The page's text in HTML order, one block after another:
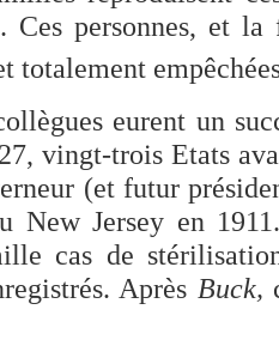
Ces personnes, et
totalement
eurent un
vingt-trois Etats
(et futur
New Jersey en
cas de
Après Buck,